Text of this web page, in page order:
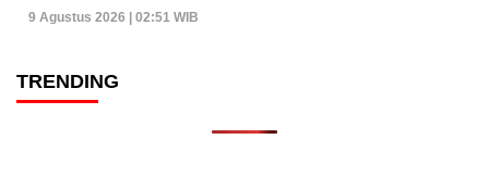
9 Agustus 2026 | 02:51 WIB
TRENDING